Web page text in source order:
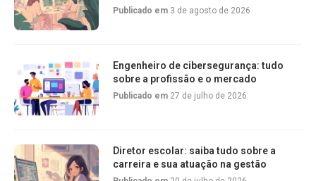
Publicado em 3 de agosto de 2026
Engenheiro de cibersegurança: tudo
sobre a profissão e o mercado
Publicado em 27 de julho de 2026
Diretor escolar: saiba tudo sobre a
carreira e sua atuação na gestão